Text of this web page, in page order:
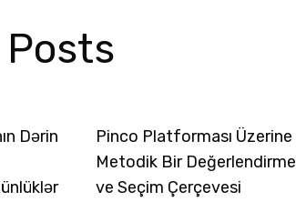
Dərin
Pinco Platforması Üzerine
Metodik Bir Değerlendirme
ve Seçim Çerçevesi